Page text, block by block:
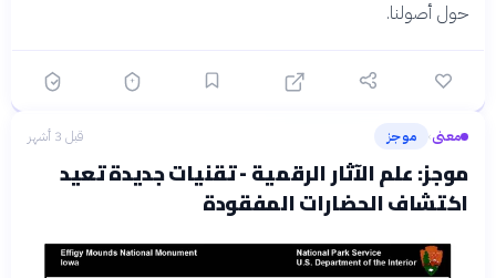
حول أصولنا.
معنى› موجز قبل 3 أشهر
موجز: علم الآثار الرقمية - تقنيات جديدة تعيد
اكتشاف الحضارات المفقودة